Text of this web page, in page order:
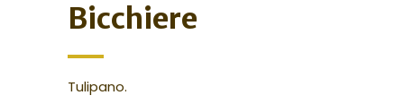
Bicchiere
Tulipano.